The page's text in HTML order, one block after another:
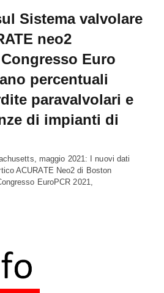
Sistema valvolare
neo2
Euro
percentuali
paravalvolari e
di impianti di
maggio 2021: I nuovi dati
ACURATE Neo2 di Boston
EuroPCR 2021,